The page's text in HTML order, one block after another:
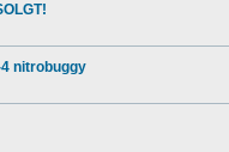
nitrobuggy